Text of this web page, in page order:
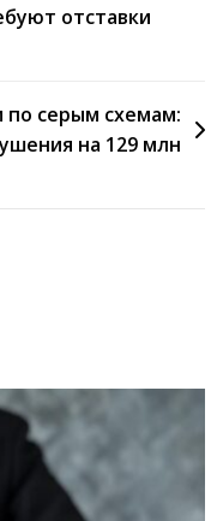
отставки
серым схемам:
на 129 млн